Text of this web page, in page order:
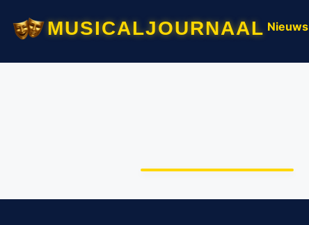
musicaljournaal Nieuws